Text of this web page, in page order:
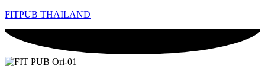
FITPUB THAILAND